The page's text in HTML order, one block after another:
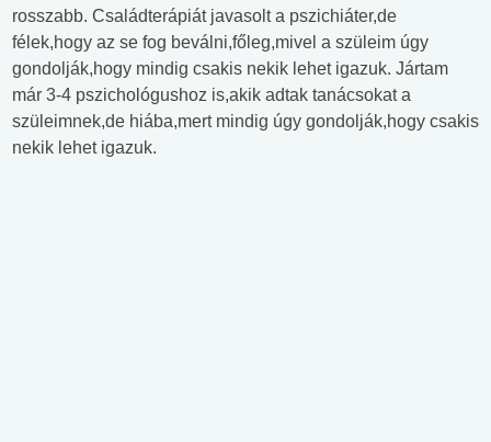
rosszabb. Családterápiát javasolt a pszichiáter,de
félek,hogy az se fog beválni,főleg,mivel a szüleim úgy
gondolják,hogy mindig csakis nekik lehet igazuk. Jártam
már 3-4 pszichológushoz is,akik adtak tanácsokat a
szüleimnek,de hiába,mert mindig úgy gondolják,hogy csakis
nekik lehet igazuk.